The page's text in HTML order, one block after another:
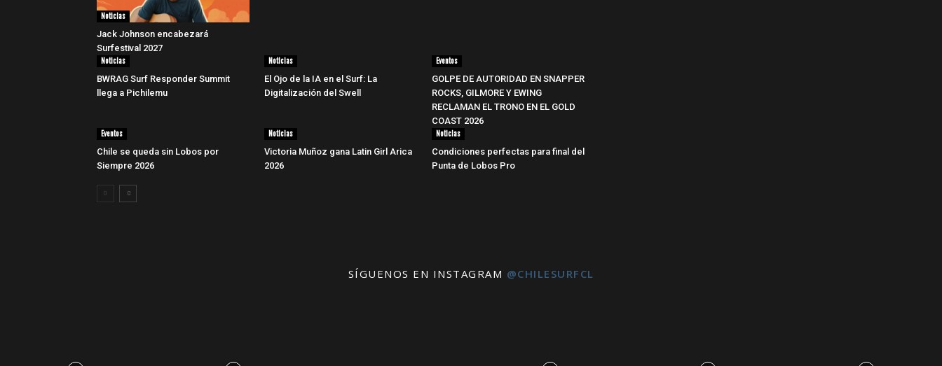
Noticias
Jack Johnson encabezará
Surfestival 2027
Noticias
BWRAG Surf Responder Summit
llega a Pichilemu
Noticias
El Ojo de la IA en el Surf: La
Digitalización del Swell
Eventos
GOLPE DE AUTORIDAD EN SNAPPER
ROCKS, GILMORE Y EWING
RECLAMAN EL TRONO EN EL GOLD
COAST 2026
Eventos
Chile se queda sin Lobos por
Siempre 2026
Noticias
Victoria Muñoz gana Latin Girl Arica
2026
Noticias
Condiciones perfectas para final del
Punta de Lobos Pro
SÍGUENOS EN INSTAGRAM @CHILESURFCL